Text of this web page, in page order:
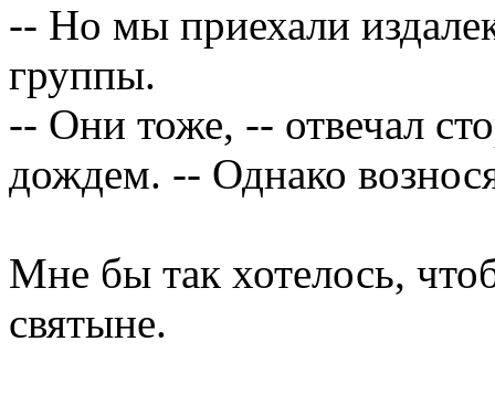
-- Но мы приехали
группы.
-- Они тоже, -- отвечал
дождем. -- Однако
Мне бы так хотелось,
святыне.